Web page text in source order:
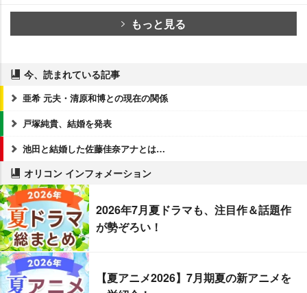
もっと見る
今、読まれている記事
亜希 元夫・清原和博との現在の関係
戸塚純貴、結婚を発表
池田と結婚した佐藤佳奈アナとは…
オリコン インフォメーション
2026年7月夏ドラマも、注目作＆話題作
が勢ぞろい！
【夏アニメ2026】7月期夏の新アニメを